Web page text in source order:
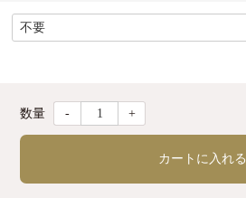
(
必
- +
カートに入れる